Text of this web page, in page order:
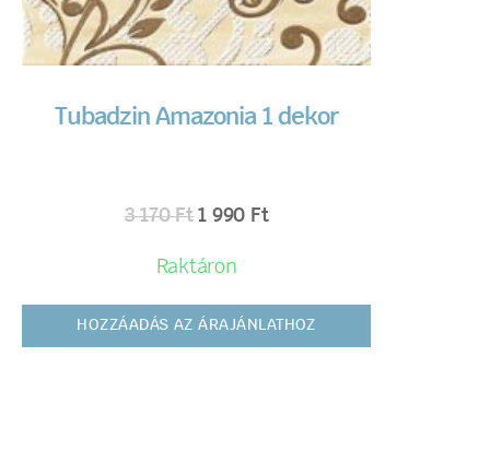
Tubadzin Amazonia 1 dekor
3 170Ft 1 990 Ft
Raktáron
HOZZÁADÁS AZ ÁRAJÁNLATHOZ